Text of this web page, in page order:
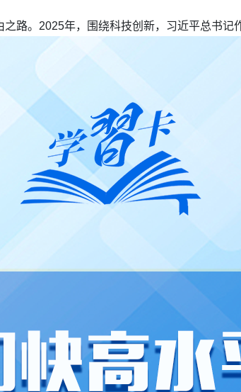
路。2025年，围绕科技创新，习近平总书记